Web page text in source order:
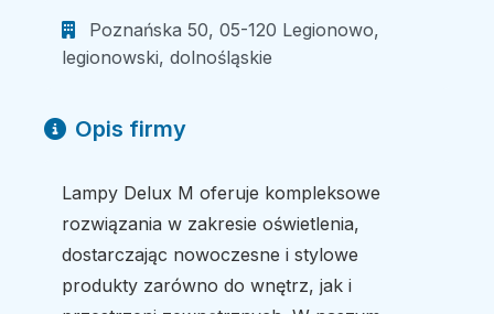
Poznańska 50, 05-120 Legionowo,
legionowski, dolnośląskie
Opis firmy
Lampy Delux M oferuje kompleksowe
rozwiązania w zakresie oświetlenia,
dostarczając nowoczesne i stylowe
produkty zarówno do wnętrz, jak i